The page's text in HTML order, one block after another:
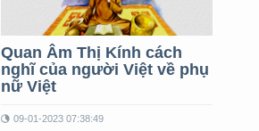
Quan Âm Thị Kính cách
nghĩ của người Việt về phụ
nữ Việt
09-01-2023 07:38:49